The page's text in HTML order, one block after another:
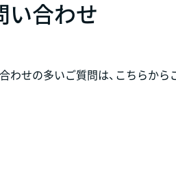
い合わせ
わせの多いご質問は、こちらから